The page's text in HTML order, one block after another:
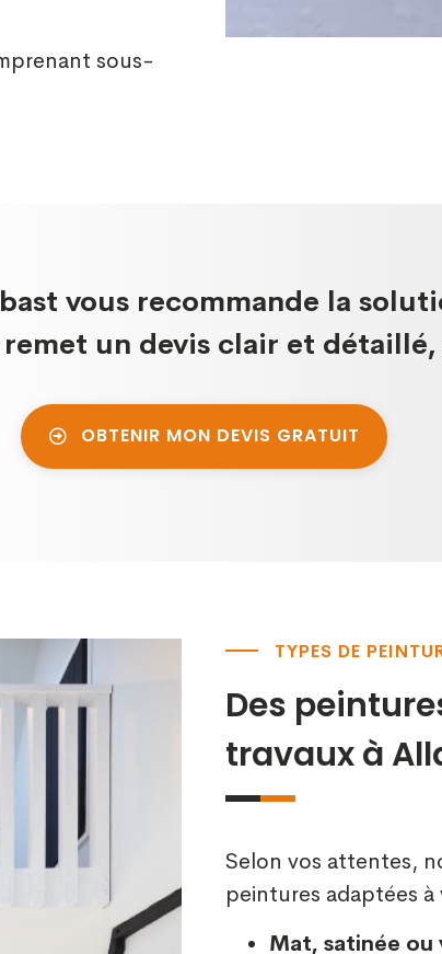
sous-
vous recommande la
un devis clair et
OBTENIR MON DEVIS GRATUIT
TYPES DE
Des
travaux à
Selon vos attentes,
peintures adaptées
Mat, satinée ou